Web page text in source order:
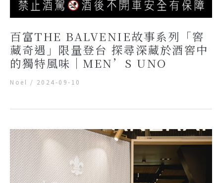
百富THE BALVENIE故事系列「窖
藏奇遇」限量登台 探尋深藏於酒窖中
的獨特風味｜MEN’S UNO
Noel / 2024-09-10